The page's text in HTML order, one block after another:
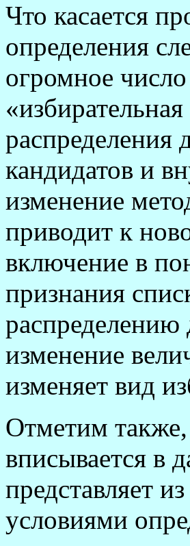
Что касается
определения
огромное
распределения
кандидатов и
изменение
приводит к
включение в
признания
распределению
изменение
изменяет вид
Отметим
вписывается в
представляет
условиями